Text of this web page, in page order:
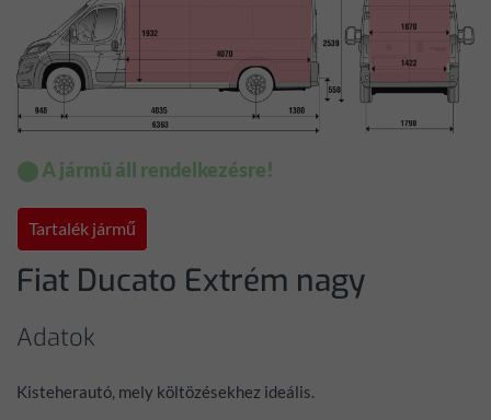
⬤ A jármü áll rendelkezésre!
Tartalék jármű
Fiat Ducato Extrém nagy
Adatok
Kisteherautó, mely költözésekhez ideális.